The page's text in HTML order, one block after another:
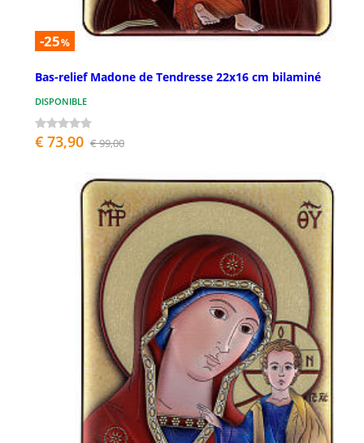
-25%
Bas-relief Madone de Tendresse 22x16 cm bilaminé
DISPONIBLE
€ 73,90 € 99,00